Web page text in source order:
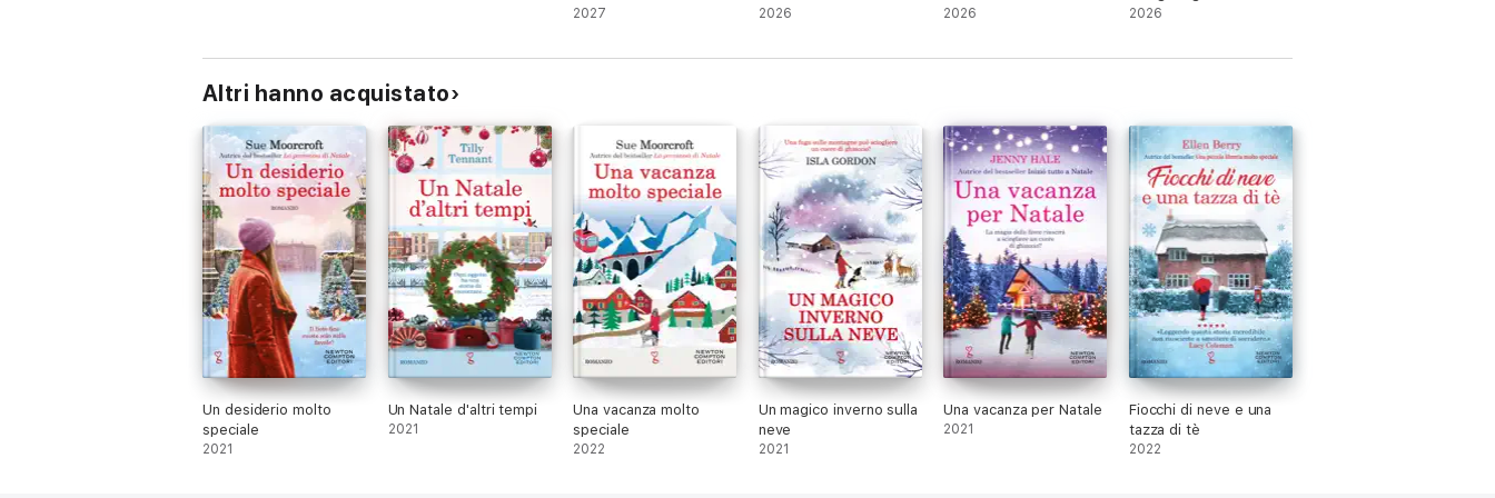
2027 2026 2026 2026
Altri hanno acquistato
Un desiderio molto
speciale
2021
Un Natale d'altri tempi
2021
Una vacanza molto
speciale
2022
Un magico inverno sulla
neve
2021
Una vacanza per Natale
2021
Fiocchi di neve e una
tazza di tè
2022